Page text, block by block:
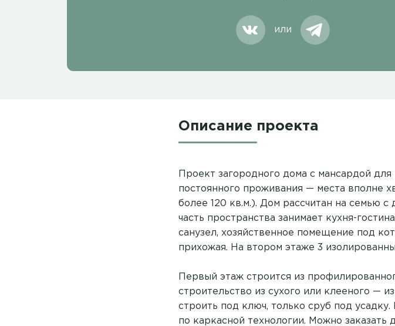
или
Описание проекта
Проект загородного дома с мансардой
постоянного проживания — места вполне
более 120 кв.м.). Дом рассчитан на семью
часть пространства занимает кухня-
санузел, хозяйственное помещение под
прихожая. На втором этаже 3
Первый этаж строится из
строительство из сухого или клееного —
строить под ключ, только сруб под
по каркасной технологии. Можно